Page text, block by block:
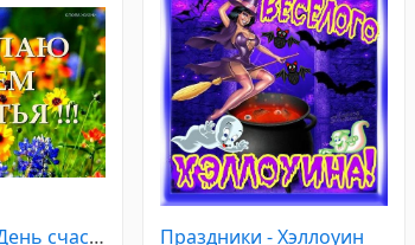
Праздники - День счастья Праздники - Хэллоуин